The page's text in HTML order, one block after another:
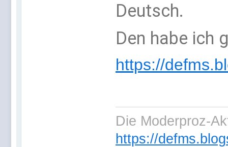
Deutsch.
Den habe ich
https://
Die Moderproz-
https://